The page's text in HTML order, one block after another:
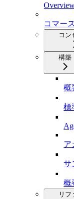
コマー
コン
構築
概
標
ア
サ
概
リフ